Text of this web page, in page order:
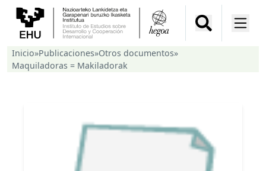
Inicio»Publicaciones»Otros documentos»
Maquiladoras = Makiladorak